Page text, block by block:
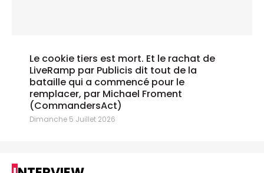
Le cookie tiers est mort. Et le rachat de
LiveRamp par Publicis dit tout de la
bataille qui a commencé pour le
remplacer, par Michael Froment
(CommandersAct)
Dimanche 5 Juillet 2026